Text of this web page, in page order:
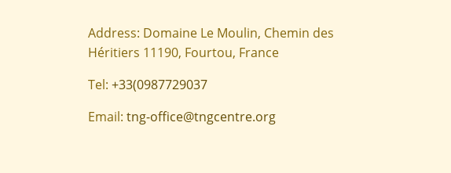
Address: Domaine Le Moulin, Chemin des
Héritiers 11190, Fourtou, France
Tel: +33(0987729037
Email: tng-office@tngcentre.org